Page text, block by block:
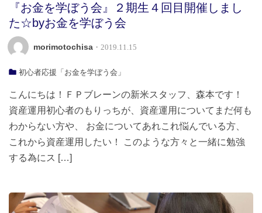
『お金を学ぼう会』２期生４回目開催しまし
た☆byお金を学ぼう会
morimotochisa ・2019.11.15
初心者応援「お金を学ぼう会」
こんにちは！ＦＰブレーンの新米スタッフ、森本です！
資産運用初心者のもりっちが、資産運用についてまだ何も
わからない方や、 お金についてあれこれ悩んでいる方、
これから資産運用したい！ このような方々と一緒に勉強
する為にス […]